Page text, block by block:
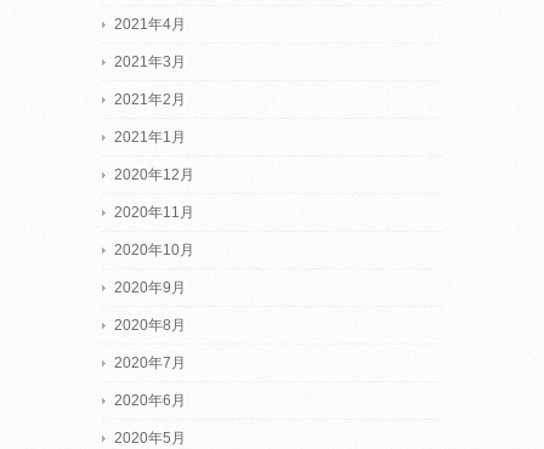
2021年4月
2021年3月
2021年2月
2021年1月
2020年12月
2020年11月
2020年10月
2020年9月
2020年8月
2020年7月
2020年6月
2020年5月